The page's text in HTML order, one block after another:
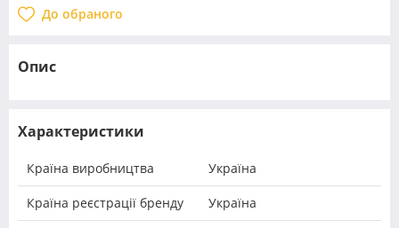
До обраного
Опис
Характеристики
Країна виробництва Україна
Країна реєстрації бренду Україна